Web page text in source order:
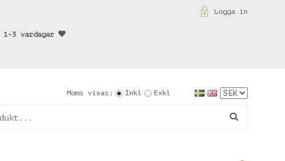
Logga in
1-3 vardagar
Moms visas: Inkl Exkl